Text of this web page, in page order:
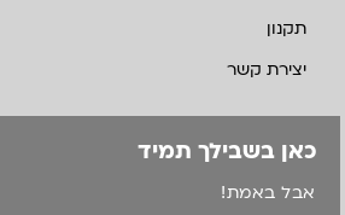
תקנון
יצירת קשר
כאן בשבילך תמיד
אבל באמת!